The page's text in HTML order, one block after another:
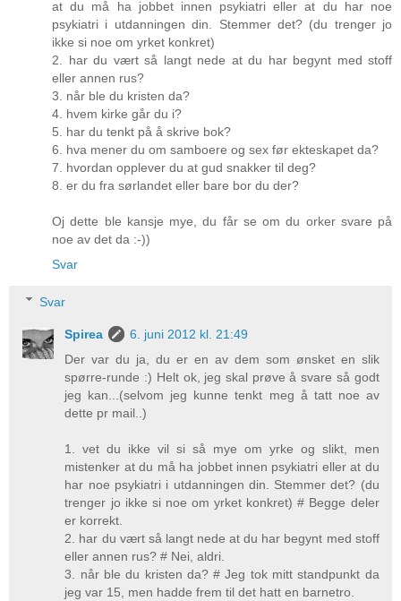
at du må ha jobbet innen psykiatri eller at du har noe
psykiatri i utdanningen din. Stemmer det? (du trenger jo
ikke si noe om yrket konkret)
2. har du vært så langt nede at du har begynt med stoff
eller annen rus?
3. når ble du kristen da?
4. hvem kirke går du i?
5. har du tenkt på å skrive bok?
6. hva mener du om samboere og sex før ekteskapet da?
7. hvordan opplever du at gud snakker til deg?
8. er du fra sørlandet eller bare bor du der?
Oj dette ble kansje mye, du får se om du orker svare på
noe av det da :-))
Svar
Svar
Spirea
6. juni 2012 kl. 21:49
Der var du ja, du er en av dem som ønsket en slik
spørre-runde :) Helt ok, jeg skal prøve å svare så godt
jeg kan...(selvom jeg kunne tenkt meg å tatt noe av
dette pr mail..)
1. vet du ikke vil si så mye om yrke og slikt, men
mistenker at du må ha jobbet innen psykiatri eller at du
har noe psykiatri i utdanningen din. Stemmer det? (du
trenger jo ikke si noe om yrket konkret) # Begge deler
er korrekt.
2. har du vært så langt nede at du har begynt med stoff
eller annen rus? # Nei, aldri.
3. når ble du kristen da? # Jeg tok mitt standpunkt da
jeg var 15, men hadde frem til det hatt en barnetro.